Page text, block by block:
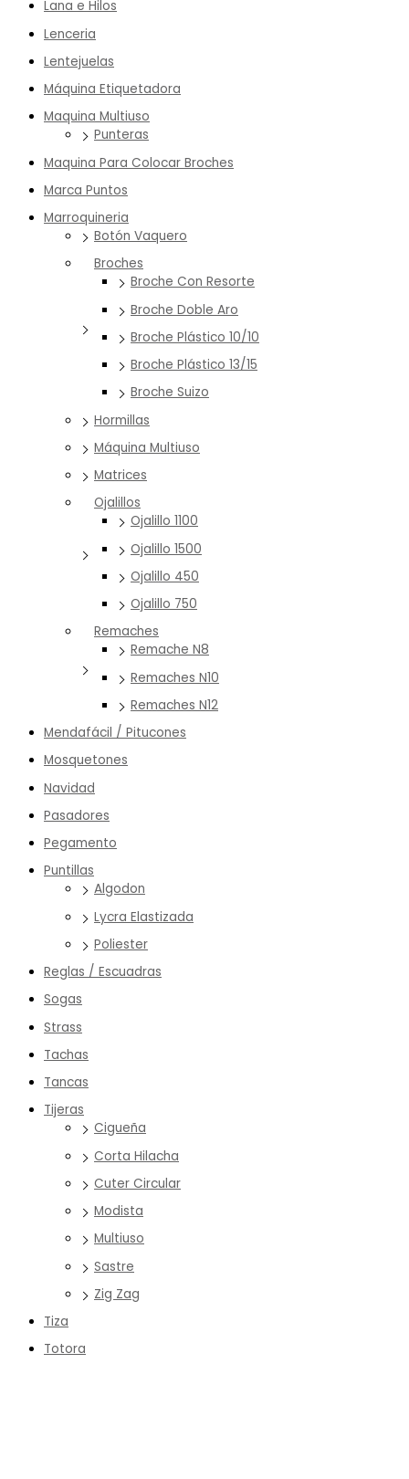
Lana e Hilos
Lenceria
Lentejuelas
Máquina Etiquetadora
Maquina Multiuso
Punteras
Maquina Para Colocar Broches
Marca Puntos
Marroquineria
Botón Vaquero
Broches
Broche Con Resorte
Broche Doble Aro
Broche Plástico 10/10
Broche Plástico 13/15
Broche Suizo
Hormillas
Máquina Multiuso
Matrices
Ojalillos
Ojalillo 1100
Ojalillo 1500
Ojalillo 450
Ojalillo 750
Remaches
Remache N8
Remaches N10
Remaches N12
Mendafácil / Pitucones
Mosquetones
Navidad
Pasadores
Pegamento
Puntillas
Algodon
Lycra Elastizada
Poliester
Reglas / Escuadras
Sogas
Strass
Tachas
Tancas
Tijeras
Cigueña
Corta Hilacha
Cuter Circular
Modista
Multiuso
Sastre
Zig Zag
Tiza
Totora